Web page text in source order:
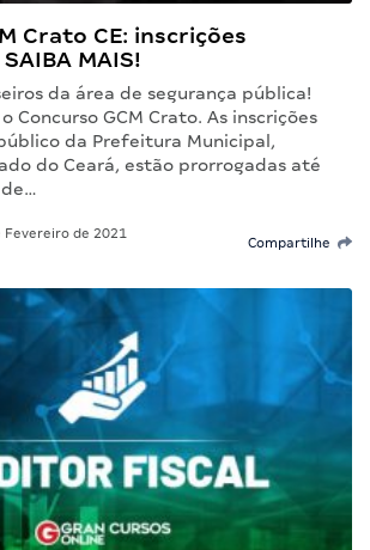
Crato CE: inscrições
MAIS!
da área de segurança pública!
Concurso GCM Crato. As inscrições
da Prefeitura Municipal,
do Ceará, estão prorrogadas até
Fevereiro de 2021
Compartilhe